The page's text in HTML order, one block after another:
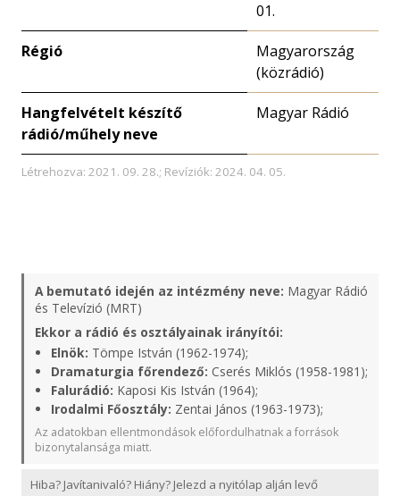
01.
Régió
Magyarország
(közrádió)
Hangfelvételt készítő
rádió/műhely neve
Magyar Rádió
Létrehozva: 2021. 09. 28.; Revíziók: 2024. 04. 05.
A bemutató idején az intézmény neve: Magyar Rádió
és Televízió (MRT)
Ekkor a rádió és osztályainak irányítói:
Elnök: Tömpe István (1962-1974);
Dramaturgia főrendező: Cserés Miklós (1958-1981);
Falurádió: Kaposi Kis István (1964);
Irodalmi Főosztály: Zentai János (1963-1973);
Az adatokban ellentmondások előfordulhatnak a források
bizonytalansága miatt.
Hiba? Javítanivaló? Hiány? Jelezd a nyitólap alján levő